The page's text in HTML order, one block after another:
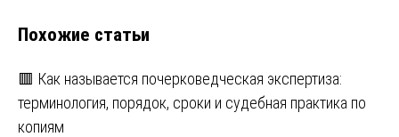
записям
Похожие статьи
🟥 Как называется почерковедческая экспертиза:
терминология, порядок, сроки и судебная практика по
копиям